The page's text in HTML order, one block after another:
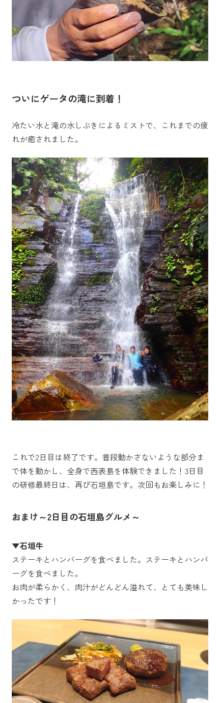
ついにゲータの滝に到着！
冷たい水と滝の水しぶきによるミストで、これまでの疲
れが癒されました。
これで2日目は終了です。普段動かさないような部分ま
で体を動かし、全身で西表島を体験できました！3日目
の研修最終日は、再び石垣島です。次回もお楽しみに！
おまけ～2日目の石垣島グルメ～
▼石垣牛
ステーキとハンバーグを食べました。ステーキとハンバ
ーグを食べました。
お肉が柔らかく、肉汁がどんどん溢れて、とても美味し
かったです！